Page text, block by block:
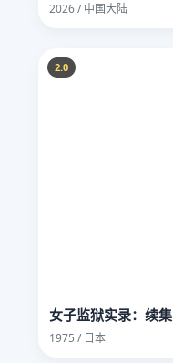
2026 / 中国大陆
2.0
女子监狱实录：续集
1975 / 日本